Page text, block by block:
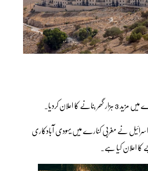
کا اعلان کردیا۔
نے مغربی کنارے میں یہودی آبادکاری
اعلان کیا ہے۔